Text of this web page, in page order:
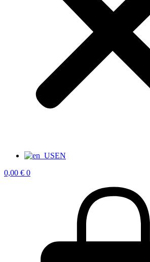
EN
0,00 € 0